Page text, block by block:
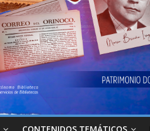
CONTENIDOS TEMÁTICOS